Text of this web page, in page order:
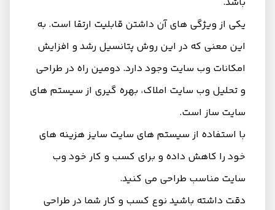
یکی از ویژگی های آن داشتن قابلیت ارتقا است. به
این معنی که در این روش پتانسیل رشد و افزایش
امکانات وب سایت وجود دارد. دومین راه در طراحی
و تحلیل وب سایت املاک، بهره گیری از سیستم های
سایت ساز است.
با استفاده از سیستم‌ های سایت سایز هزینه های
خود را کاهش داده و برای کسب و کار خود وب
سایت مناسب طراحی می کنید.
دقت داشته باشید نوع کسب و کار شما در طراحی